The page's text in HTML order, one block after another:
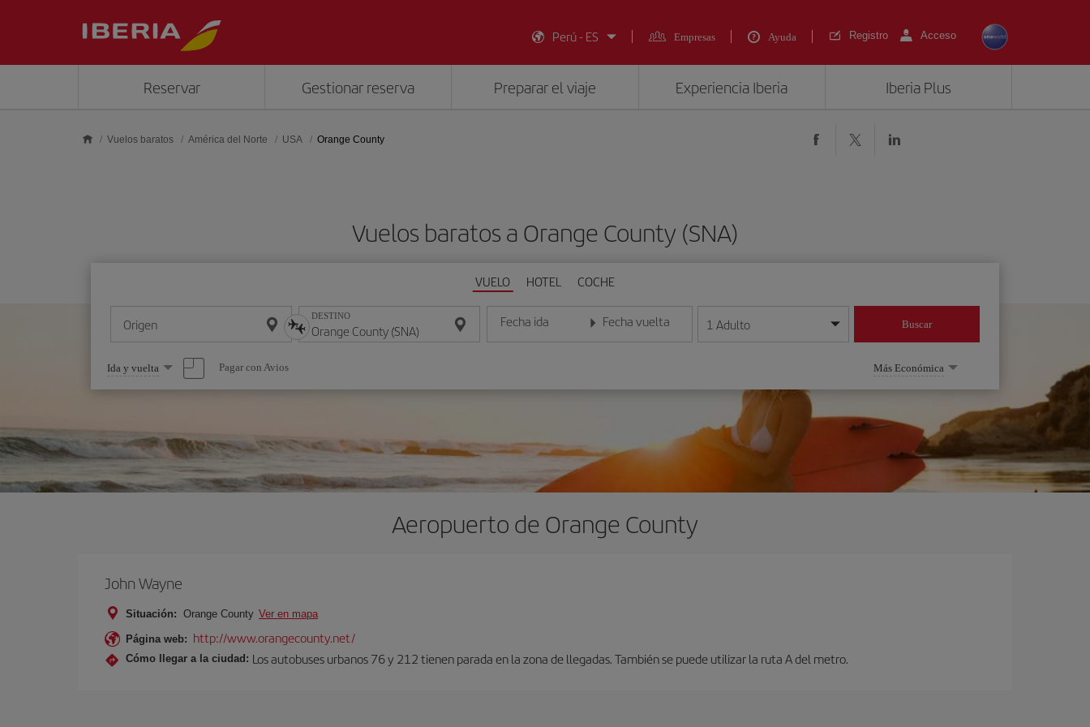
Perú - ES
Empresas Ayuda Registro Acceso
Reservar Gestionar reserva Preparar el viaje Experiencia Iberia Iberia Plus
Vuelos baratos América del Norte USA Orange County
Vuelos baratos a Orange County (SNA)
VUELO HOTEL COCHE
Origen DESTINO Fecha ida
Introduce la fecha en formato día/mes/año
Fecha vuelta
Introduce la fecha en formato día/mes/año
1 Adulto Buscar
Seleccione
una
opción
Ida y vuelta Pagar con Avios Más Económica
Aeropuerto de Orange County
John Wayne
Situación: Orange County Ver en mapa
Página web: http://www.orangecounty.net/
Cómo llegar a la ciudad: Los autobuses urbanos 76 y 212 tienen parada en la zona de llegadas. También se puede utilizar la ruta A del metro.